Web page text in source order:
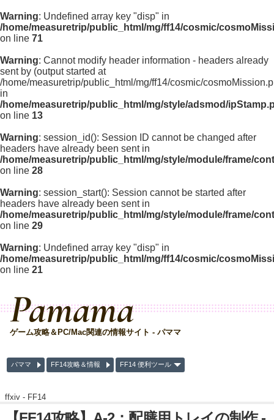
Warning: Undefined array key "disp" in
/home/measuretrip/public_html/mg/ff14/cosmic/
on line 71
Warning: Cannot modify header information - headers already
sent by (output started at
/home/measuretrip/public_html/mg/ff14/cosmic/
in
/home/measuretrip/public_html/mg/style/adsmod/
on line 13
Warning: session_id(): Session ID cannot be changed after
headers have already been sent in
/home/measuretrip/public_html/mg/style/module/frame/
on line 28
Warning: session_start(): Session cannot be started after
headers have already been sent in
/home/measuretrip/public_html/mg/style/module/frame/
on line 29
Warning: Undefined array key "disp" in
/home/measuretrip/public_html/mg/ff14/cosmic/
on line 21
Pamama
ゲーム攻略＆PC/Mac関連の情報サイト - パママ
パママ FF14攻略＆情報 FF14 便利ツール
ffxiv - FF14